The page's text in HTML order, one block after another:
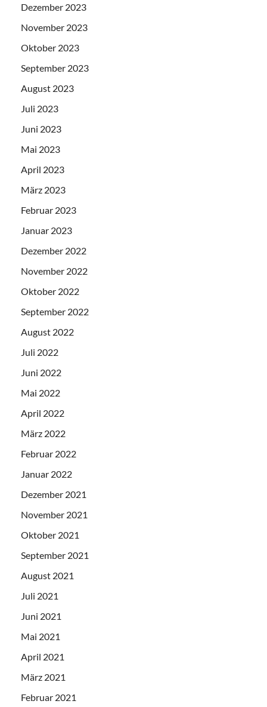
Dezember 2023
November 2023
Oktober 2023
September 2023
August 2023
Juli 2023
Juni 2023
Mai 2023
April 2023
März 2023
Februar 2023
Januar 2023
Dezember 2022
November 2022
Oktober 2022
September 2022
August 2022
Juli 2022
Juni 2022
Mai 2022
April 2022
März 2022
Februar 2022
Januar 2022
Dezember 2021
November 2021
Oktober 2021
September 2021
August 2021
Juli 2021
Juni 2021
Mai 2021
April 2021
März 2021
Februar 2021